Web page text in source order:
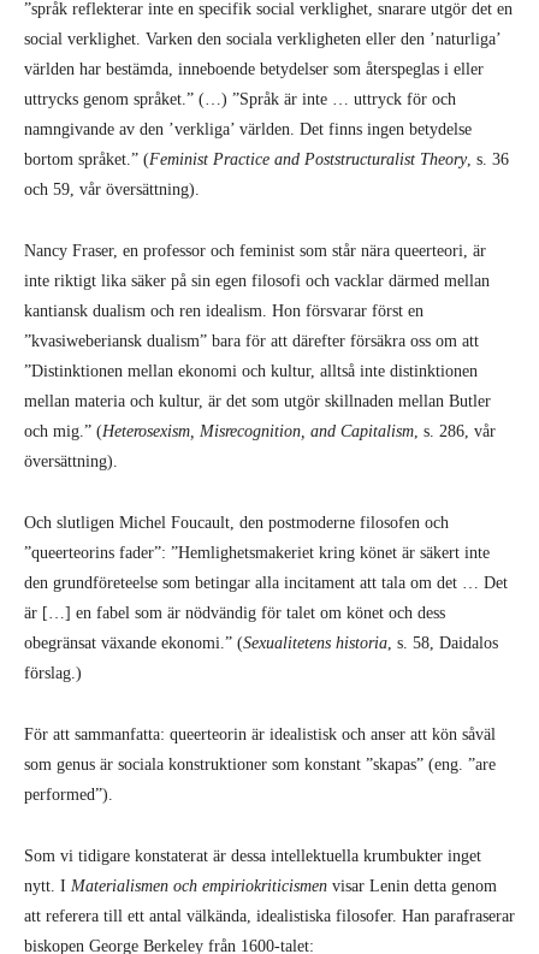
”språk reflekterar inte en specifik social verklighet, snarare utgör det en
social verklighet. Varken den sociala verkligheten eller den ’naturliga’
världen har bestämda, inneboende betydelser som återspeglas i eller
uttrycks genom språket.” (…) ”Språk är inte … uttryck för och
namngivande av den ’verkliga’ världen. Det finns ingen betydelse
bortom språket.” (Feminist Practice and Poststructuralist Theory, s. 36
och 59, vår översättning).
Nancy Fraser, en professor och feminist som står nära queerteori, är
inte riktigt lika säker på sin egen filosofi och vacklar därmed mellan
kantiansk dualism och ren idealism. Hon försvarar först en
”kvasiweberiansk dualism” bara för att därefter försäkra oss om att
”Distinktionen mellan ekonomi och kultur, alltså inte distinktionen
mellan materia och kultur, är det som utgör skillnaden mellan Butler
och mig.” (Heterosexism, Misrecognition, and Capitalism , s. 286, vår
översättning).
Och slutligen Michel Foucault, den postmoderne filosofen och
”queerteorins fader”: ”Hemlighetsmakeriet kring könet är säkert inte
den grundföreteelse som betingar alla incitament att tala om det … Det
är […] en fabel som är nödvändig för talet om könet och dess
obegränsat växande ekonomi.” (Sexualitetens historia , s. 58, Daidalos
förslag.)
För att sammanfatta: queerteorin är idealistisk och anser att kön såväl
som genus är sociala konstruktioner som konstant ”skapas” (eng. ”are
performed”).
Som vi tidigare konstaterat är dessa intellektuella krumbukter inget
nytt. I Materialismen och empiriokriticismen visar Lenin detta genom
att referera till ett antal välkända, idealistiska filosofer. Han parafraserar
biskopen George Berkeley från 1600-talet: